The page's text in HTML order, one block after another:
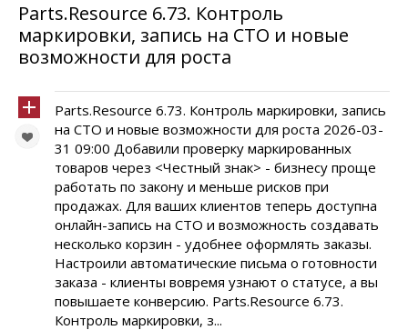
Parts.Resource 6.73. Контроль
маркировки, запись на СТО и новые
возможности для роста
Parts.Resource 6.73. Контроль маркировки, запись
на СТО и новые возможности для роста 2026-03-
31 09:00 Добавили проверку маркированных
товаров через <Честный знак> - бизнесу проще
работать по закону и меньше рисков при
продажах. Для ваших клиентов теперь доступна
онлайн-запись на СТО и возможность создавать
несколько корзин - удобнее оформлять заказы.
Настроили автоматические письма о готовности
заказа - клиенты вовремя узнают о статусе, а вы
повышаете конверсию. Parts.Resource 6.73.
Контроль маркировки, з...